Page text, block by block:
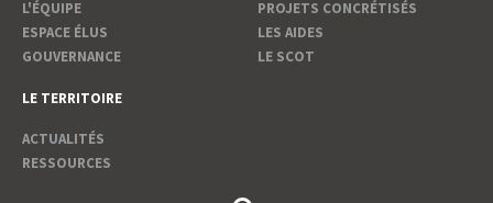
L'ÉQUIPE
ESPACE ÉLUS
GOUVERNANCE
PROJETS CONCRÉTISÉS
LES AIDES
LE SCOT
LE TERRITOIRE
ACTUALITÉS
RESSOURCES